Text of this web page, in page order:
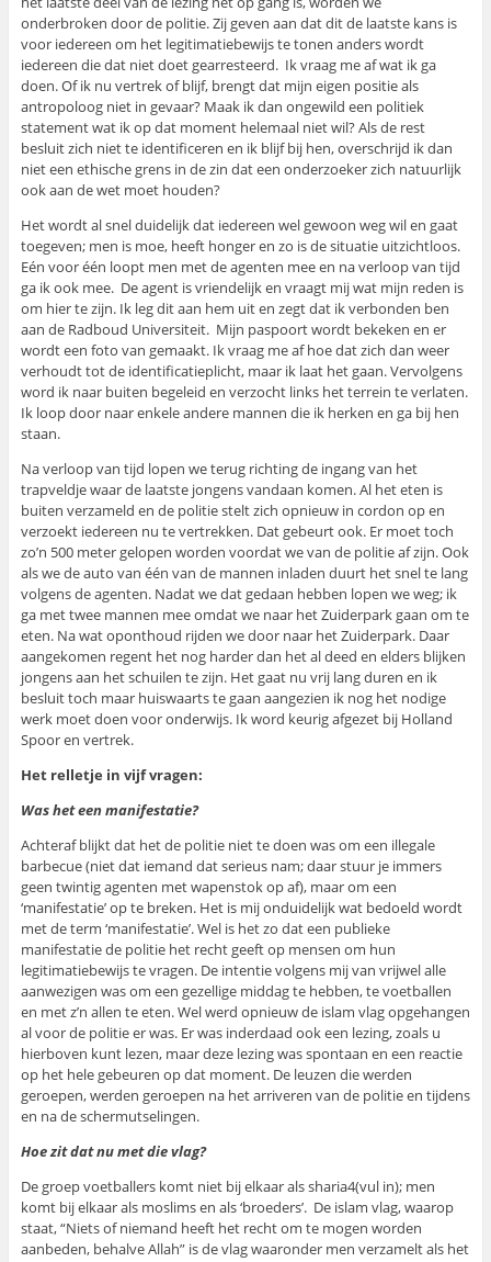
onderbroken door de politie. Zij geven aan dat dit de laatste kans is
voor iedereen om het legitimatiebewijs te tonen anders wordt
iedereen die dat niet doet gearresteerd. Ik vraag me af wat ik ga
doen. Of ik nu vertrek of blijf, brengt dat mijn eigen positie als
antropoloog niet in gevaar? Maak ik dan ongewild een politiek
statement wat ik op dat moment helemaal niet wil? Als de rest
besluit zich niet te identificeren en ik blijf bij hen, overschrijd ik dan
niet een ethische grens in de zin dat een onderzoeker zich natuurlijk
ook aan de wet moet houden?
Het wordt al snel duidelijk dat iedereen wel gewoon weg wil en gaat
toegeven; men is moe, heeft honger en zo is de situatie uitzichtloos.
Eén voor één loopt men met de agenten mee en na verloop van tijd
ga ik ook mee. De agent is vriendelijk en vraagt mij wat mijn reden is
om hier te zijn. Ik leg dit aan hem uit en zegt dat ik verbonden ben
aan de Radboud Universiteit. Mijn paspoort wordt bekeken en er
wordt een foto van gemaakt. Ik vraag me af hoe dat zich dan weer
verhoudt tot de identificatieplicht, maar ik laat het gaan. Vervolgens
word ik naar buiten begeleid en verzocht links het terrein te verlaten.
Ik loop door naar enkele andere mannen die ik herken en ga bij hen
staan.
Na verloop van tijd lopen we terug richting de ingang van het
trapveldje waar de laatste jongens vandaan komen. Al het eten is
buiten verzameld en de politie stelt zich opnieuw in cordon op en
verzoekt iedereen nu te vertrekken. Dat gebeurt ook. Er moet toch
zo’n 500 meter gelopen worden voordat we van de politie af zijn. Ook
als we de auto van één van de mannen inladen duurt het snel te lang
volgens de agenten. Nadat we dat gedaan hebben lopen we weg; ik
ga met twee mannen mee omdat we naar het Zuiderpark gaan om te
eten. Na wat oponthoud rijden we door naar het Zuiderpark. Daar
aangekomen regent het nog harder dan het al deed en elders blijken
jongens aan het schuilen te zijn. Het gaat nu vrij lang duren en ik
besluit toch maar huiswaarts te gaan aangezien ik nog het nodige
werk moet doen voor onderwijs. Ik word keurig afgezet bij Holland
Spoor en vertrek.
Het relletje in vijf vragen:
Was het een manifestatie?
Achteraf blijkt dat het de politie niet te doen was om een illegale
barbecue (niet dat iemand dat serieus nam; daar stuur je immers
geen twintig agenten met wapenstok op af), maar om een
‘manifestatie’ op te breken. Het is mij onduidelijk wat bedoeld wordt
met de term ‘manifestatie’. Wel is het zo dat een publieke
manifestatie de politie het recht geeft op mensen om hun
legitimatiebewijs te vragen. De intentie volgens mij van vrijwel alle
aanwezigen was om een gezellige middag te hebben, te voetballen
en met z’n allen te eten. Wel werd opnieuw de islam vlag opgehangen
al voor de politie er was. Er was inderdaad ook een lezing, zoals u
hierboven kunt lezen, maar deze lezing was spontaan en een reactie
op het hele gebeuren op dat moment. De leuzen die werden
geroepen, werden geroepen na het arriveren van de politie en tijdens
en na de schermutselingen.
Hoe zit dat nu met die vlag?
De groep voetballers komt niet bij elkaar als sharia4(vul in); men
komt bij elkaar als moslims en als ‘broeders’. De islam vlag, waarop
staat, “Niets of niemand heeft het recht om te mogen worden
aanbeden, behalve Allah” is de vlag waaronder men verzamelt als het